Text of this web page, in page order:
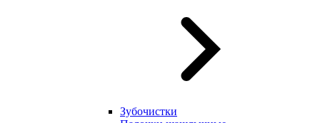
Зубочистки